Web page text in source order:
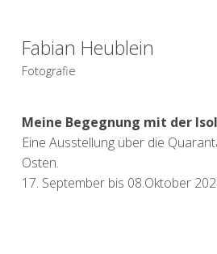
Fabian Heublein
Fotografie
Meine Begegnung mit der
Eine Ausstellung über die
Osten.
17. September bis 08.Oktober